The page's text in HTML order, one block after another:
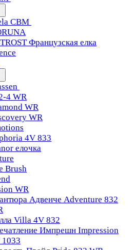
CBM
Французская елка
4 WR
WR
WR
4V 833
елочка
Brush
WR
Адвенче Adventure 832
Villa 4V 832
Импрешн Impression